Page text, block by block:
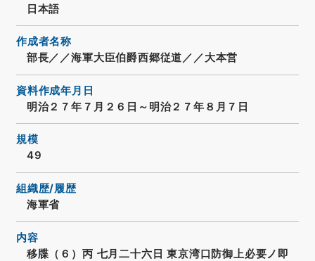
日本語
作成者名称
部長／／海軍大臣伯爵西郷従道／／大本営
資料作成年月日
明治２７年７月２６日～明治２７年８月７日
規模
49
組織歴/履歴
海軍省
内容
移牒（６）丙 七月二十六日 東京湾口防御上必要ノ即